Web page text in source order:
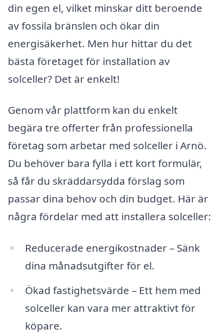
din egen el, vilket minskar ditt beroende
av fossila bränslen och ökar din
energisäkerhet. Men hur hittar du det
bästa företaget för installation av
solceller? Det är enkelt!
Genom vår plattform kan du enkelt
begära tre offerter från professionella
företag som arbetar med solceller i Arnö.
Du behöver bara fylla i ett kort formulär,
så får du skräddarsydda förslag som
passar dina behov och din budget. Här är
några fördelar med att installera solceller:
Reducerade energikostnader – Sänk
dina månadsutgifter för el.
Ökad fastighetsvärde – Ett hem med
solceller kan vara mer attraktivt för
köpare.